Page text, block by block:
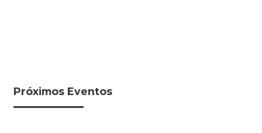
Próximos Eventos